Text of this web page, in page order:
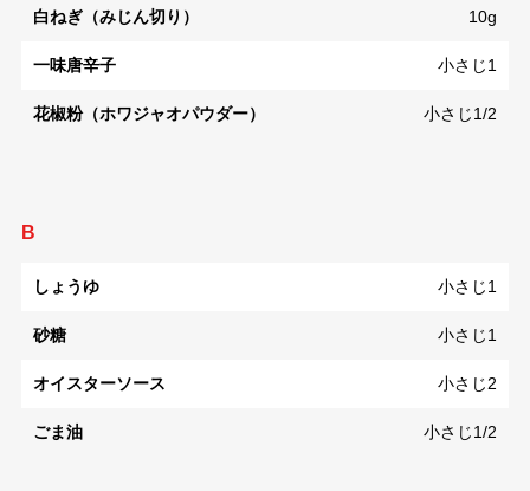
白ねぎ（みじん切り） 10g
一味唐辛子 小さじ1
花椒粉（ホワジャオパウダー） 小さじ1/2
B
しょうゆ 小さじ1
砂糖 小さじ1
オイスターソース 小さじ2
ごま油 小さじ1/2